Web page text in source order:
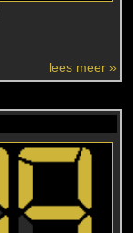
lees meer »